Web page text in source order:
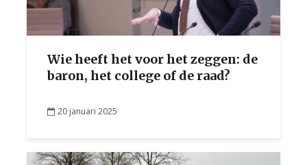
Wie heeft het voor het zeggen: de
baron, het college of de raad?
20 januari 2025